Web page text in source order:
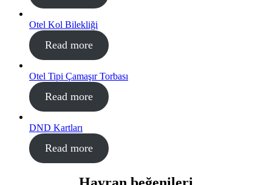
Otel Kol Bilekliği
Read more
Otel Tipi Çamaşır Torbası
Read more
DND Kartları
Read more